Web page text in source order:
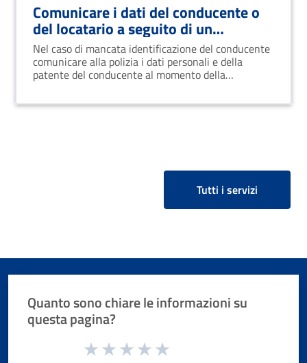
Comunicare i dati del conducente o
del locatario a seguito di un
accertamento di violazione
Nel caso di mancata identificazione del conducente
comunicare alla polizia i dati personali e della
patente del conducente al momento della
Tutti i servizi
Quanto sono chiare le informazioni su
questa pagina?
Valuta da 1 a 5 stelle la pagina